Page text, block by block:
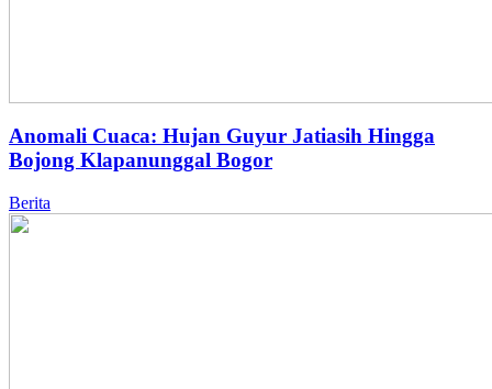
Anomali Cuaca: Hujan Guyur Jatiasih Hingga
Bojong Klapanunggal Bogor
Berita